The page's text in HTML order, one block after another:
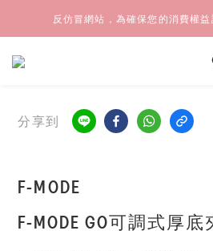
反仿冒網站，為確保您的消費權
分享到
F-MODE
F-MODE GO可調式厚